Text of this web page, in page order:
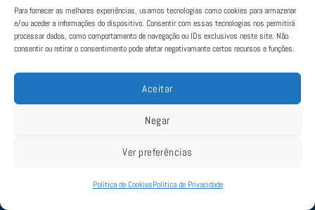
Para fornecer as melhores experiências, usamos tecnologias como cookies para armazenar
e/ou aceder a informações do dispositivo. Consentir com essas tecnologias nos permitirá
processar dados, como comportamento de navegação ou IDs exclusivos neste site. Não
consentir ou retirar o consentimento pode afetar negativamante certos recursos e funções.
Aceitar
Negar
Ver preferências
Política de CookiesPolítica de Privacidade
Reclamações
© 2022 Aviate. Todos os direitos estão reservados. Mantido porSLAP